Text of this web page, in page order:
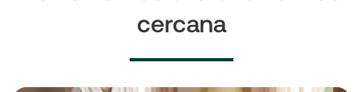
cercana